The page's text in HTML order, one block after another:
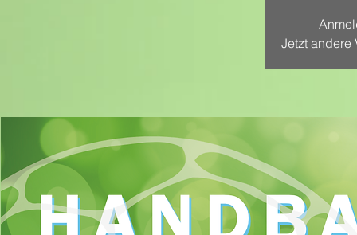
Jetzt andere